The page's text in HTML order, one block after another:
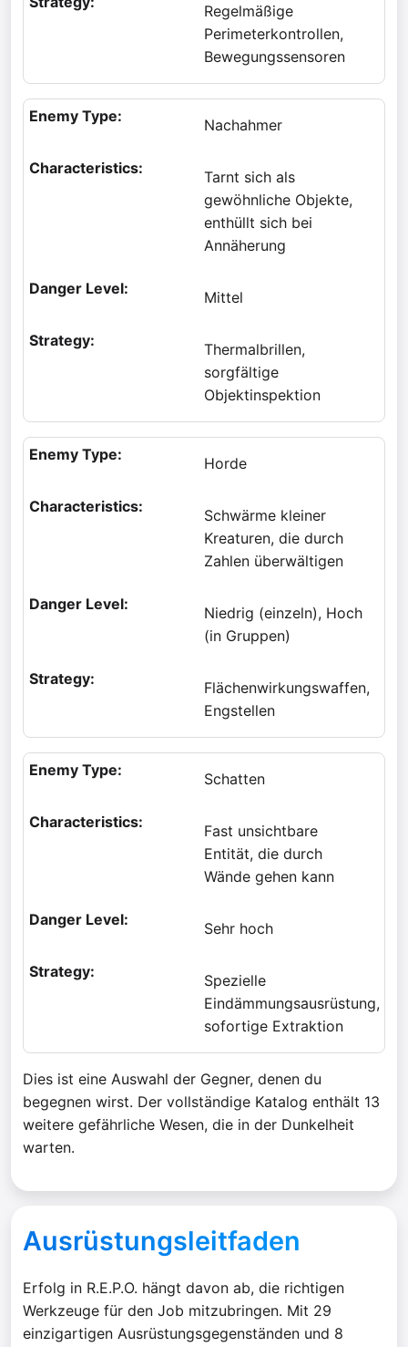
Regelmäßige
Perimeterkontrollen,
Bewegungssensoren
Nachahmer
Tarnt sich als
gewöhnliche Objekte,
enthüllt sich bei
Annäherung
Mittel
Thermalbrillen,
sorgfältige
Objektinspektion
Horde
Schwärme kleiner
Kreaturen, die durch
Zahlen überwältigen
Niedrig (einzeln), Hoch
(in Gruppen)
Flächenwirkungswaffen,
Engstellen
Schatten
Fast unsichtbare
Entität, die durch
Wände gehen kann
Sehr hoch
Spezielle
Eindämmungsausrüstung,
sofortige Extraktion
Dies ist eine Auswahl der Gegner, denen du
begegnen wirst. Der vollständige Katalog enthält 13
weitere gefährliche Wesen, die in der Dunkelheit
warten.
Ausrüstungsleitfaden
Erfolg in R.E.P.O. hängt davon ab, die richtigen
Werkzeuge für den Job mitzubringen. Mit 29
einzigartigen Ausrüstungsgegenständen und 8